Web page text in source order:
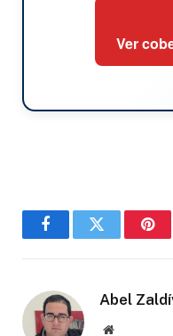
Ver
FacebookTwitter
Abel
Website